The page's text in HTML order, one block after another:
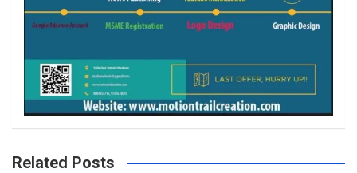
Related Posts